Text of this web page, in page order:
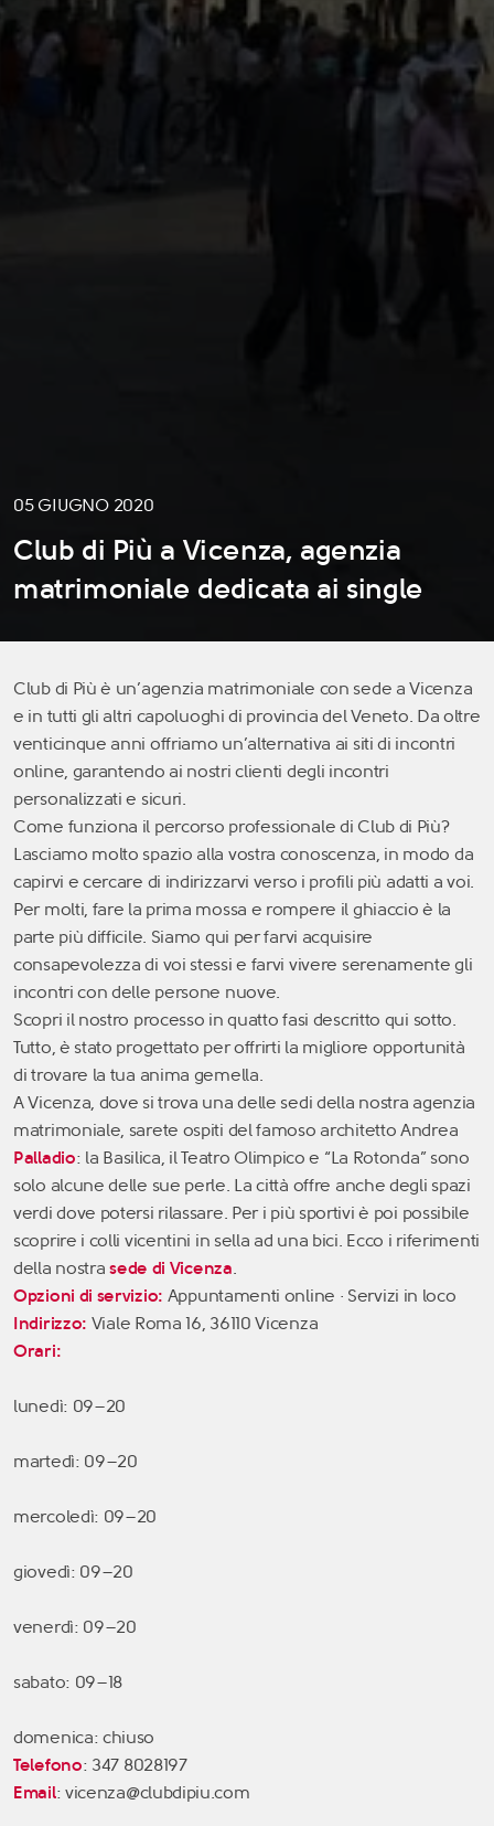
05 GIUGNO 2020
Club di Più a Vicenza, agenzia
matrimoniale dedicata ai single
Club di Più è un’agenzia matrimoniale con sede a Vicenza
e in tutti gli altri capoluoghi di provincia del Veneto. Da oltre
venticinque anni offriamo un’alternativa ai siti di incontri
online, garantendo ai nostri clienti degli incontri
personalizzati e sicuri.
Come funziona il percorso professionale di Club di Più?
Lasciamo molto spazio alla vostra conoscenza, in modo da
capirvi e cercare di indirizzarvi verso i profili più adatti a voi.
Per molti, fare la prima mossa e rompere il ghiaccio è la
parte più difficile. Siamo qui per farvi acquisire
consapevolezza di voi stessi e farvi vivere serenamente gli
incontri con delle persone nuove.
Scopri il nostro processo in quatto fasi descritto qui sotto.
Tutto, è stato progettato per offrirti la migliore opportunità
di trovare la tua anima gemella.
A Vicenza, dove si trova una delle sedi della nostra agenzia
matrimoniale, sarete ospiti del famoso architetto Andrea
Palladio: la Basilica, il Teatro Olimpico e “La Rotonda” sono
solo alcune delle sue perle. La città offre anche degli spazi
verdi dove potersi rilassare. Per i più sportivi è poi possibile
scoprire i colli vicentini in sella ad una bici. Ecco i riferimenti
della nostrasede di Vicenza.
Opzioni di servizio: Appuntamenti online · Servizi in loco
Indirizzo: Viale Roma 16, 36110 Vicenza
Orari:
lunedì: 09–20
martedì: 09–20
mercoledì: 09–20
giovedì: 09–20
venerdì: 09–20
sabato: 09–18
domenica: chiuso
Telefono: 347 8028197
Email: vicenza@clubdipiu.com